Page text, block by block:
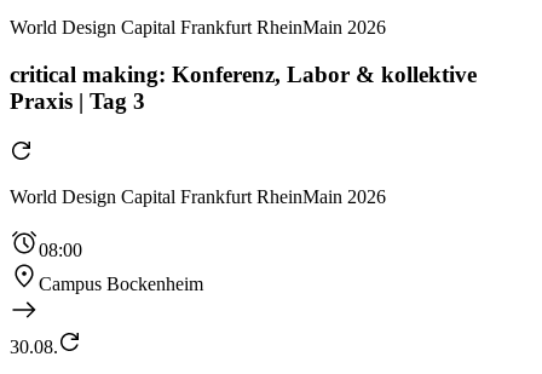
World Design Capital Frankfurt RheinMain 2026
critical making: Konferenz, Labor & kollektive
Praxis | Tag 3
World Design Capital Frankfurt RheinMain 2026
08:00
Campus Bockenheim
30.08.